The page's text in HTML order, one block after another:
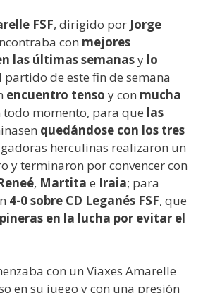
FSF, dirigido por Jorge
con mejores
las últimas semanasy lo
partido de este fin de semana
encuentro tenso y con mucha
todo momento, para que las
quedándose con los tres
herculinas realizaron un
y terminaron por convencer con
, Martita e Iraia; para
4-0 sobre CD Leganés FSF, que
en la lucha por evitar el
con un Viaxes Amarelle
en su juego y con una presión